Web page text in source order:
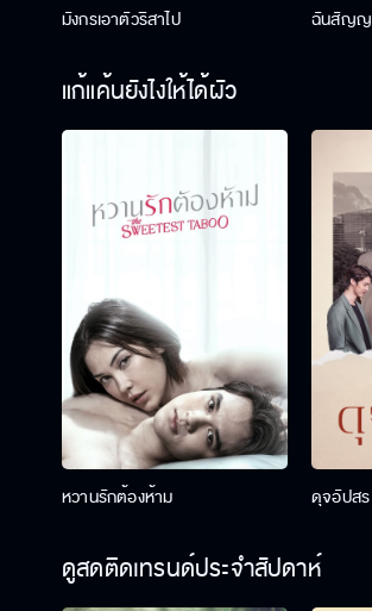
มังกรเอาตัวริสาไป ฉันสัญญ
แก้แค้นยังไงให้ได้ผัว
หวานรักต้องห้าม ดุจอัปสร
ดูสดติดเทรนด์ประจำสัปดาห์